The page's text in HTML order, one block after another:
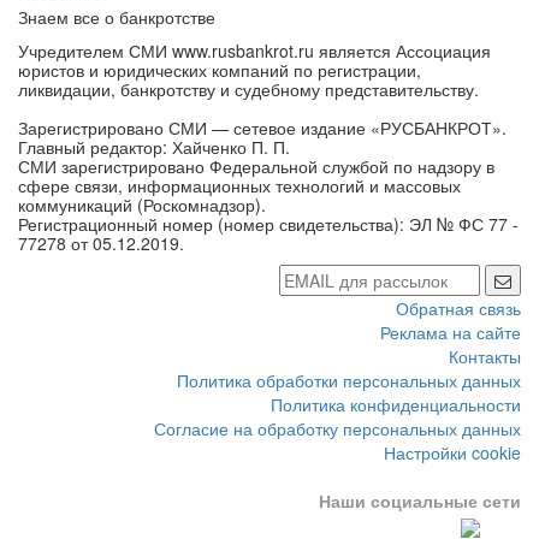
Знаем все о банкротстве
Учредителем СМИ www.rusbankrot.ru является Ассоциация
юристов и юридических компаний по регистрации,
ликвидации, банкротству и судебному представительству.
Зарегистрировано СМИ — сетевое издание «РУСБАНКРОТ».
Главный редактор: Хайченко П. П.
СМИ зарегистрировано Федеральной службой по надзору в
сфере связи, информационных технологий и массовых
коммуникаций (Роскомнадзор).
Регистрационный номер (номер свидетельства): ЭЛ № ФС 77 -
77278 от 05.12.2019.
Обратная связь
Реклама на сайте
Контакты
Политика обработки персональных данных
Политика конфиденциальности
Согласие на обработку персональных данных
Настройки cookie
Наши социальные сети